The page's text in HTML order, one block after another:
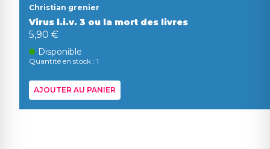
Christian grenier
Virus l.i.v. 3 ou la mort des livres
5,90 €
Disponible
Quantité en stock : 1
AJOUTER AU PANIER